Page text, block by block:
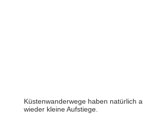
Küstenwanderwege haben natürlich
wieder kleine Aufstiege.